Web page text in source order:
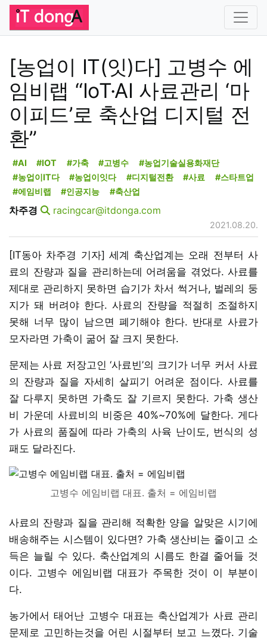
[농업이 IT(잇)다] 고병수 에
임비랩 “IoT·AI 사료관리 ‘마
이피드’로 축산업 디지털 전
환”
#AI #IOT #가축 #고병수
#농업기술실용화재단
#농업이IT다
#농업이잇다 #디지털전환 #사료
#스타트업
#에임비랩
#인공지능 #축산업
차주경 racingcar@itdonga.com
2021.08.20.
[IT동아 차주경 기자] 세계 축산업계는 오래 전부터 사
료의 잔량과 질을 관리하는데 어려움을 겪었다. 사료를
제대로 관리하지 못하면 습기가 차서 썩거나, 벌레의 둥
지가 돼 버려야 한다. 사료의 잔량을 적절히 조절하지
못해 너무 많이 남으면 폐기해야 한다. 반대로 사료가
모자라면 가축이 굶어 잘 크지 못한다.
문제는 사료 저장고인 ‘사료빈’의 크기가 너무 커서 사료
의 잔량과 질을 자세히 살피기 어려운 점이다. 사료를
잘 다루지 못하면 가축도 잘 기르지 못한다. 가축 생산
비 가운데 사료비의 비중은 40%~70%에 달한다. 게다
가 사료의 품질에 따라 가축의 사육 난이도, 번식의 성
패도 달라진다.
고병수 에임비랩 대표. 출처 = 에임비랩
사료의 잔량과 질을 관리해 적확한 양을 알맞은 시기에
배송해주는 시스템이 있다면? 가축 생산비는 줄이고 소
득은 늘릴 수 있다. 축산업계의 시름도 한결 줄어들 것
이다. 고병수 에임비랩 대표가 주목한 것이 이 부분이
다.
농가에서 태어난 고병수 대표는 축산업계가 사료 관리
문제로 고민하는것을 어린 시절부터 보고 느꼈다. 기술